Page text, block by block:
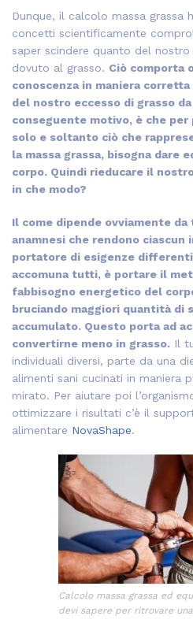
Dunque, il calcolo massa grassa
concetti scientificamente
saper scindere quanto del
dovuto al grasso. Ciò comporta
conoscenza in maniera
del nostro eccesso di grasso
conseguente motivo, è che per
solo e soltanto ciò che
la massa grassa, bisogna dare
corpo. Quindi rieducare il
in che modo?
Il come dipende ovviamente
anamnesi che rendono ciascun
portatore di esigenze
accomuna tutti, è portare il
fabbisogno energetico del
bruciando maggiori quantità di
accumulato. Questo porta ad
convertirne meno in grasso. Il
individuali diversi, parte da una
alimenti sani cucinati in maniera
mirato. Per aiutare poi
ottimizzare i risultati c’è il
alimentare NovaShape.
Calcolo massa grassa ed
devi sapere per ritrovare